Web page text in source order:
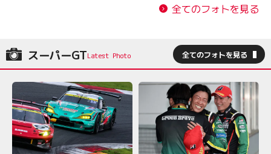
全てのフォトを見る
スーパーGT 全てのフォトを見る